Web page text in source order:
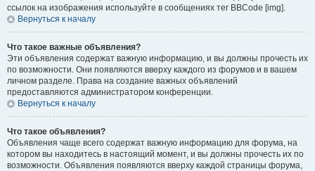
ссылок на изображения используйте в сообщениях тег BBCode [img].
Вернуться к началу
Что такое важные объявления?
Эти объявления содержат важную информацию, и вы должны прочесть их
по возможности. Они появляются вверху каждого из форумов и в вашем
личном разделе. Права на создание важных объявлений
предоставляются администратором конференции.
Вернуться к началу
Что такое объявления?
Объявления чаще всего содержат важную информацию для форума, на
котором вы находитесь в настоящий момент, и вы должны прочесть их по
возможности. Объявления появляются вверху каждой страницы форума,